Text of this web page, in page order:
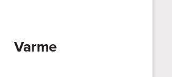
Varme